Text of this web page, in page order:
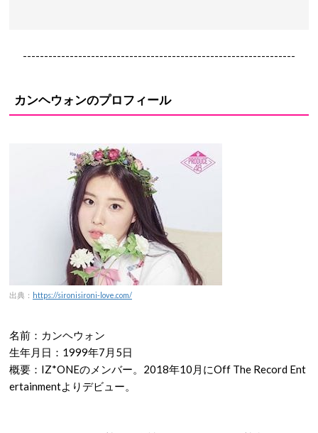
----------------------------------------------------------------
カンヘウォンのプロフィール
出典： https://sironisironi-love.com/
名前：カンヘウォン
生年月日：1999年7月5日
概要：IZ*ONEのメンバー。2018年10月にOff The Record Ent
ertainmentよりデビュー。